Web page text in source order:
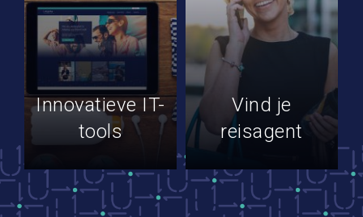
Innovatieve IT-
tools
Vind je
reisagent